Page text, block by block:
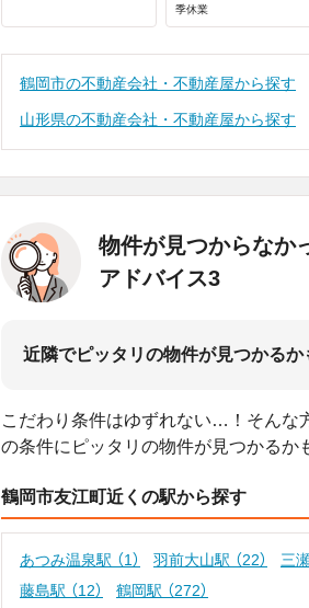
季休業
鶴岡市の不動産会社・不動産屋から探す
山形県の不動産会社・不動産屋から探す
物件が見つからなか
アドバイス3
近隣でピッタリの物件が見つかるか
こだわり条件はゆずれない…！そんな
の条件にピッタリの物件が見つかるか
鶴岡市友江町近くの駅から探す
あつみ温泉駅 （1） 羽前大山駅 （22） 三
藤島駅 （12） 鶴岡駅 （272）